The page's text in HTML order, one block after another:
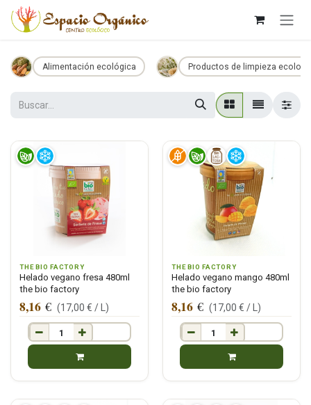
Ir al contenido
Alimentación ecológica Productos de limpieza
THE BIO FACTORY
Helado vegano fresa 480ml
the bio factory
8,16 € (17,00 € / )
THE BIO FACTORY
Helado vegano mango 480ml
the bio factory
8,16 € (17,00 € / )